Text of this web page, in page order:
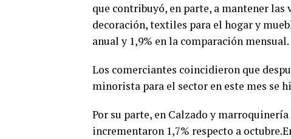
que contribuyó, en parte, a mantener
decoración, textiles para el hogar y
anual y 1,9% en la comparación mensual.
Los comerciantes coincidieron que
minorista para el sector en este mes se
Por su parte, en Calzado y
incrementaron 1,7% respecto a